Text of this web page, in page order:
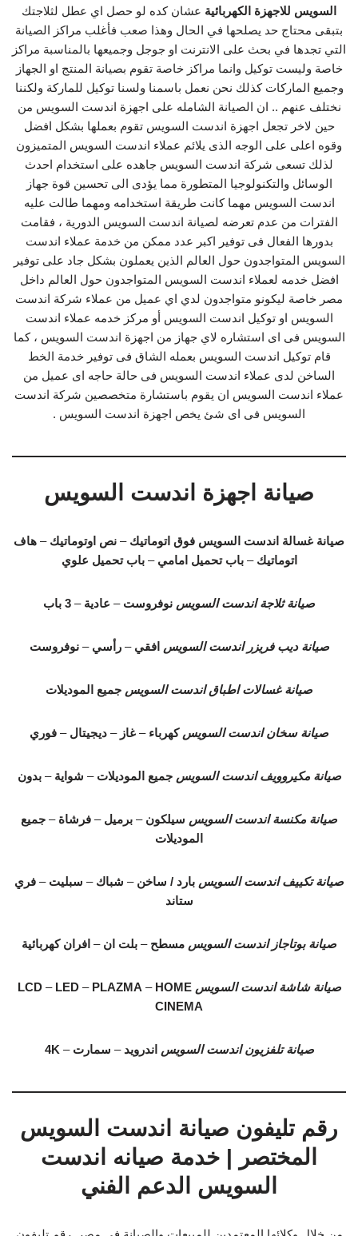
السويس للاجهزة الكهربائية عشان كده لو حصل اي عطل لثلاجتك
بتبقى محتاج حد يصلحها في الحال وهذا صعب فأغلب مراكز الصيانة
التي تجدها في بحث على الانترنت او جوجل وجميعها بالمناسبة مراكز
خاصة وليست توكيل وانما مراكز خاصة تقوم بصيانة المنتج او الجهاز
وجميع الماركات كذلك نحن نعمل باسمنا ولسنا توكيل للماركة ولكننا
نختلف عنهم .. ان الصيانة الشامله على اجهزة اندست السويس من
حين لاخر تجعل اجهزة اندست السويس تقوم بعملها بشكل افضل
وقوه اعلى على الوجه الذى يلائم عملاء اندست السويس المتميزون
لذلك تسعى شركة اندست السويس جاهده على استخدام احدث
الوسائل والتكنولوجيا المتطورة مما يؤدى الى تحسين قوة جهاز
اندست السويس مهما كانت طريقة استخدامه ومهما طالت عليه
الفترات من عدم تعرضه لصيانة اندست السويس الدورية ، فقامت
بدورها الفعال فى توفير اكبر عدد ممكن من خدمة عملاء اندست
السويس المتواجدون حول العالم الذين يعملون بشكل جاد على توفير
افضل خدمه لعملاء اندست السويس المتواجدون حول العالم داخل
مصر خاصة ليكونو متواجدون لدي اي عميل من عملاء شركة اندست
السويس او توكيل اندست السويس أو مركز خدمه عملاء اندست
السويس فى اى استشاره لاي جهاز من اجهزة اندست السويس ، كما
قام توكيل اندست السويس بعمله الشاق فى توفير خدمة الخط
الساخن لدى عملاء اندست السويس فى حالة حاجه اى عميل من
عملاء اندست السويس ان يقوم باستشارة متخصصين شركة اندست
السويس فى اى شئ يخص اجهزة اندست السويس .
صيانة اجهزة اندست السويس
صيانة غسالة اندست السويس فوق اتوماتيك – نص اوتوماتيك – هاف
اتوماتيك –باب تحميل امامي –باب تحميل علوي
صيانة ثلاجة اندست السويس نوفروست – عادية – 3 باب
صيانة ديب فريزر اندست السويس افقي –رأسي –نوفروست
صيانة غسالات اطباق اندست السويس جميع الموديلات
صيانة سخان اندست السويس كهرباء – غاز – ديجيتال – فوري
صيانة مكيروويف اندست السويس جميع الموديلات – شواية –بدون
صيانة مكنسة اندست السويس سيلكون – برميل – فرشاة – جميع
الموديلات
صيانة تكييف اندست السويس بارد / ساخن – شباك – سبليت – فري
ستاند
صيانة بوتاجاز اندست السويس مسطح – بلت ان – افران كهربائية
صيانة شاشة اندست السويس LCD– LED– PLAZMA – HOME
CINEMA
صيانة تلفزيون اندست السويس اندرويد – سمارت –
4K
رقم تليفون صيانة اندست السويس
المختصر | خدمة صيانه اندست
السويس الدعم الفني